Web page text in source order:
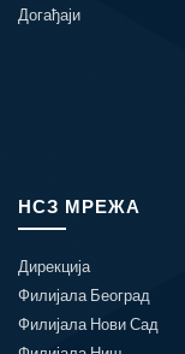
Догађаји
НСЗ МРЕЖА
Дирекција
Филијала Београд
Филијала Нови Сад